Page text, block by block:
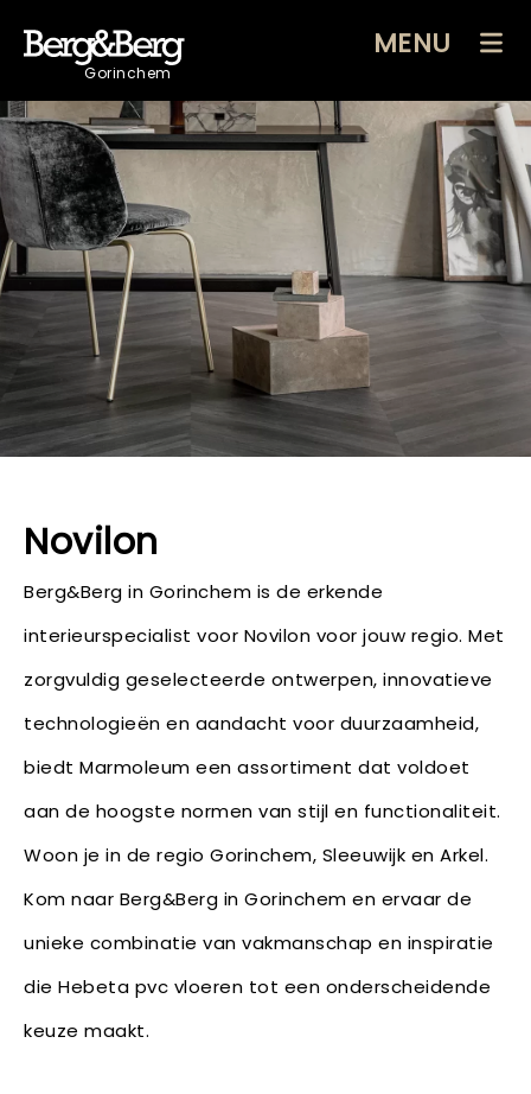
Gorinchem
MENU
Novilon
Berg&Berg in Gorinchem is de erkende
interieurspecialist voor Novilon voor jouw regio. Met
zorgvuldig geselecteerde ontwerpen, innovatieve
technologieën en aandacht voor duurzaamheid,
biedt Marmoleum een assortiment dat voldoet
aan de hoogste normen van stijl en functionaliteit.
Woon je in de regio Gorinchem, Sleeuwijk en Arkel.
Kom naar Berg&Berg in Gorinchem en ervaar de
unieke combinatie van vakmanschap en inspiratie
die Hebeta pvc vloeren tot een onderscheidende
keuze maakt.